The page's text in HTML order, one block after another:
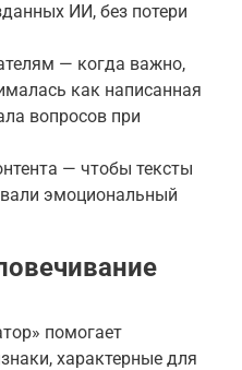
ИИ, без потери
— когда важно,
как написанная
вопросов при
— чтобы тексты
эмоциональный
помогает
характерные для